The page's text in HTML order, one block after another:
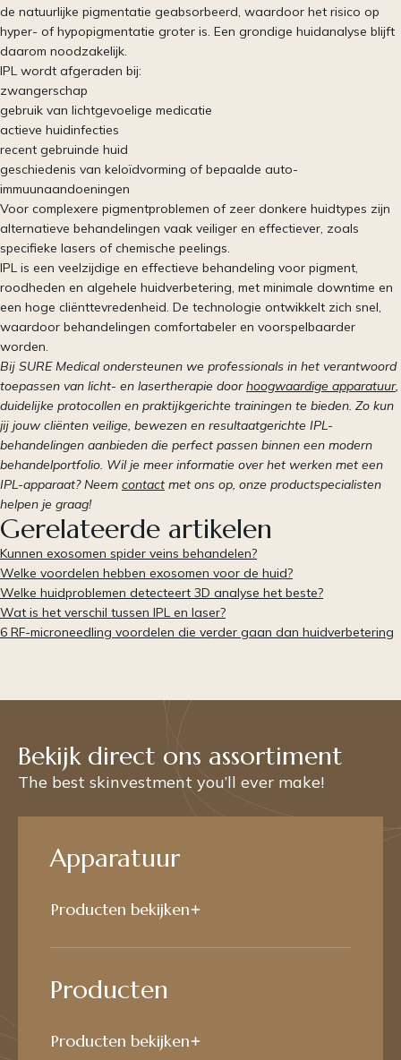
de natuurlijke pigmentatie geabsorbeerd, waardoor het risico op
hyper- of hypopigmentatie groter is. Een grondige huidanalyse blijft
daarom noodzakelijk.
IPL wordt afgeraden bij:
zwangerschap
gebruik van lichtgevoelige medicatie
actieve huidinfecties
recent gebruinde huid
geschiedenis van keloïdvorming of bepaalde auto-
immuunaandoeningen
Voor complexere pigmentproblemen of zeer donkere huidtypes zijn
alternatieve behandelingen vaak veiliger en effectiever, zoals
specifieke lasers of chemische peelings.
IPL is een veelzijdige en effectieve behandeling voor pigment,
roodheden en algehele huidverbetering, met minimale downtime en
een hoge cliënttevredenheid. De technologie ontwikkelt zich snel,
waardoor behandelingen comfortabeler en voorspelbaarder
worden.
Bij SURE Medical ondersteunen we professionals in het verantwoord
toepassen van licht- en lasertherapie doorhoogwaardige apparatuur,
duidelijke protocollen en praktijkgerichte trainingen te bieden. Zo kun
jij jouw cliënten veilige, bewezen en resultaatgerichte IPL-
behandelingen aanbieden die perfect passen binnen een modern
behandelportfolio. Wil je meer informatie over het werken met een
IPL-apparaat? Neem contact met ons op, onze productspecialisten
helpen je graag!
Gerelateerde artikelen
Kunnen exosomen spider veins behandelen?
Welke voordelen hebben exosomen voor de huid?
Welke huidproblemen detecteert 3D analyse het beste?
Wat is het verschil tussen IPL en laser?
6 RF-microneedling voordelen die verder gaan dan huidverbetering
Bekijk direct ons assortiment
The best skinvestment you’ll ever make!
Apparatuur
Producten bekijken
Producten
Producten bekijken